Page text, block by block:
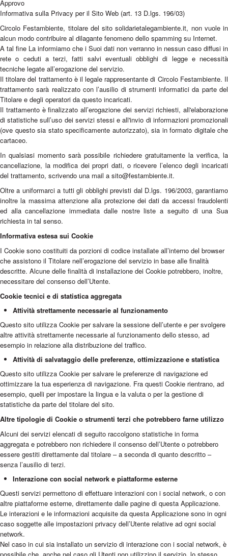
Approvo
Informativa sulla Privacy per il Sito Web (art. 13 D.lgs. 196/03)
Circolo Festambiente, titolare del sito solidarietalegambiente.it, non vuole in
alcun modo contribuire al dilagante fenomeno dello spamming su Internet.
A tal fine La informiamo che i Suoi dati non verranno in nessun caso diffusi in
rete o ceduti a terzi, fatti salvi eventuali obblighi di legge e necessità
tecniche legate all’erogazione del servizio.
Il titolare del trattamento è il legale rappresentante di Circolo Festambiente. Il
trattamento sarà realizzato con l’ausilio di strumenti informatici da parte del
Titolare e degli operatori da questo incaricati.
Il trattamento è finalizzato all’erogazione dei servizi richiesti, all'elaborazione
di statistiche sull’uso dei servizi stessi e all'invio di informazioni promozionali
(ove questo sia stato specificamente autorizzato), sia in formato digitale che
cartaceo.
In qualsiasi momento sarà possibile richiedere gratuitamente la verifica, la
cancellazione, la modifica dei propri dati, o ricevere l’elenco degli incaricati
del trattamento, scrivendo una mail a sito@festambiente.it.
Oltre a uniformarci a tutti gli obblighi previsti dal D.lgs. 196/2003, garantiamo
inoltre la massima attenzione alla protezione dei dati da accessi fraudolenti
ed alla cancellazione immediata dalle nostre liste a seguito di una Sua
richiesta in tal senso.
Informativa estesa sui Cookie
I Cookie sono costituiti da porzioni di codice installate all’interno del browser
che assistono il Titolare nell’erogazione del servizio in base alle finalità
descritte. Alcune delle finalità di installazione dei Cookie potrebbero, inoltre,
necessitare del consenso dell’Utente.
Cookie tecnici e di statistica aggregata
Attività strettamente necessarie al funzionamento
Questo sito utilizza Cookie per salvare la sessione dell’utente e per svolgere
altre attività strettamente necessarie al funzionamento dello stesso, ad
esempio in relazione alla distribuzione del traffico.
Attività di salvataggio delle preferenze, ottimizzazione e statistica
Questo sito utilizza Cookie per salvare le preferenze di navigazione ed
ottimizzare la tua esperienza di navigazione. Fra questi Cookie rientrano, ad
esempio, quelli per impostare la lingua e la valuta o per la gestione di
statistiche da parte del titolare del sito.
Altre tipologie di Cookie o strumenti terzi che potrebbero farne utilizzo
Alcuni dei servizi elencati di seguito raccolgono statistiche in forma
aggregata e potrebbero non richiedere il consenso dell’Utente o potrebbero
essere gestiti direttamente dal titolare – a seconda di quanto descritto –
senza l’ausilio di terzi.
Interazione con social network e piattaforme esterne
Questi servizi permettono di effettuare interazioni con i social network, o con
altre piattaforme esterne, direttamente dalle pagine di questa Applicazione.
Le interazioni e le informazioni acquisite da questa Applicazione sono in ogni
caso soggette alle impostazioni privacy dell’Utente relative ad ogni social
network.
Nel caso in cui sia installato un servizio di interazione con i social network, è